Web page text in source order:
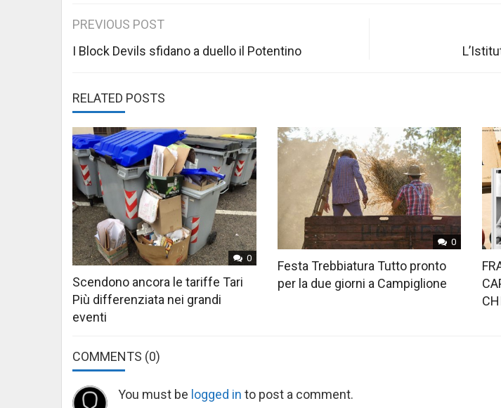
Post
navigation
PREVIOUS POST
I Block Devils sfidano a duello il Potentino
RELATED POSTS
0
Scendono ancora le tariffe Tari
Più differenziata nei grandi
eventi
0
Festa Trebbiatura Tutto pronto
per la due giorni a Campiglione
COMMENTS (0)
You must be logged in to post a comment.